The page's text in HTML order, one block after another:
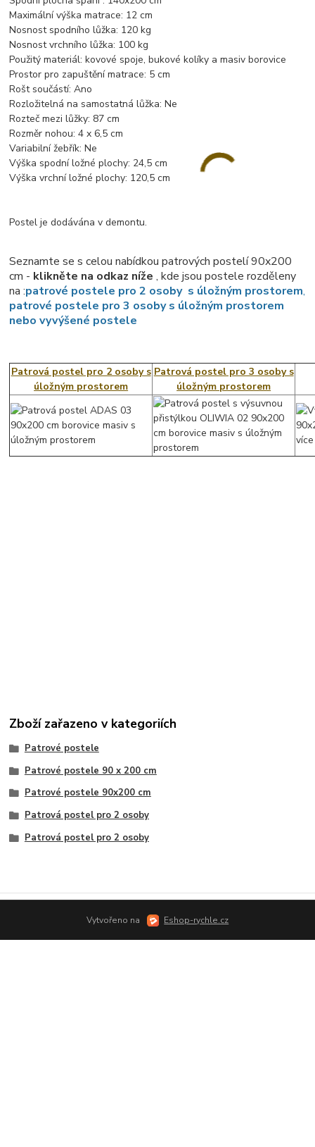
Maximální výška matrace: 12 cm
Nosnost spodního lůžka: 120 kg
Nosnost vrchního lůžka: 100 kg
Použitý materiál:kovové spoje, bukové kolíky a masiv borovice
Prostor pro zapuštění matrace: 5 cm
Rošt součástí:Ano
Rozložitelná na samostatná lůžka:Ne
Rozteč mezi lůžky: 87 cm
Rozměr nohou: 4 x 6,5 cm
Variabilní žebřík:Ne
Výška spodní ložné plochy: 24,5 cm
Výška vrchní ložné plochy: 120,5 cm
Postel je dodávána v demontu.
Seznamte se s celou nabídkou patrových postelí 90x200
cm - klikněte na odkaz níže , kde jsou postele rozděleny
na :patrové postele pro 2 osoby s úložným prostorem,
patrové postele pro 3 osoby s úložným prostorem
nebo vyvýšené postele
Patrová postel pro 2 osoby s
úložným prostorem
Patrová postel pro 3 osoby s
úložným prostorem
Zboží zařazeno v kategoriích
Patrové postele
Patrové postele 90 x 200 cm
Patrové postele 90x200 cm
Patrová postel pro 2 osoby
Patrová postel pro 2 osoby
Vytvořeno na Eshop-rychle.cz